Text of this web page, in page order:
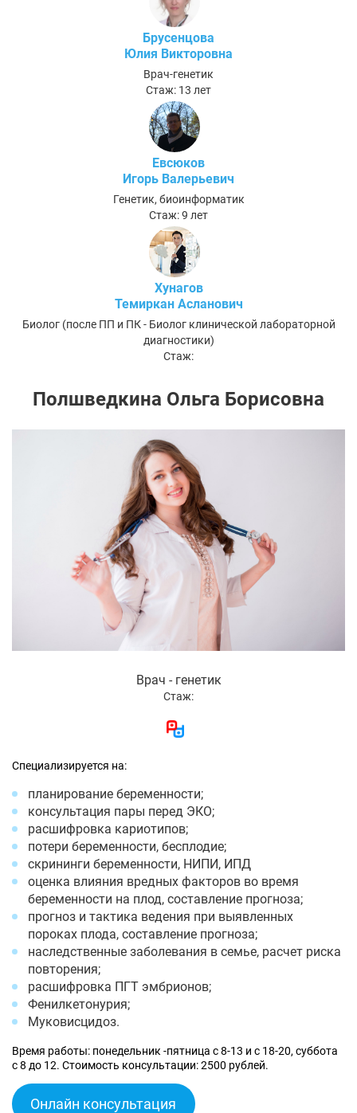
Брусенцова
Юлия Викторовна
Врач-генетик
Стаж: 13 лет
Евсюков
Игорь Валерьевич
Генетик, биоинформатик
Стаж: 9 лет
Хунагов
Темиркан Асланович
Биолог (после ПП и ПК - Биолог клинической лабораторной
диагностики)
Стаж:
Полшведкина Ольга Борисовна
Врач - генетик
Стаж:
Специализируется на:
планирование беременности;
консультация пары перед ЭКО;
расшифровка кариотипов;
потери беременности, бесплодие;
скрининги беременности, НИПИ, ИПД
оценка влияния вредных факторов во время
беременности на плод, составление прогноза;
прогноз и тактика ведения при выявленных
пороках плода, составление прогноза;
наследственные заболевания в семье, расчет риска
повторения;
расшифровка ПГТ эмбрионов;
Фенилкетонурия;
Муковисцидоз.
Время работы: понедельник -пятница с 8-13 и с 18-20, суббота
с 8 до 12. Стоимость консультации: 2500 рублей.
Онлайн консультация